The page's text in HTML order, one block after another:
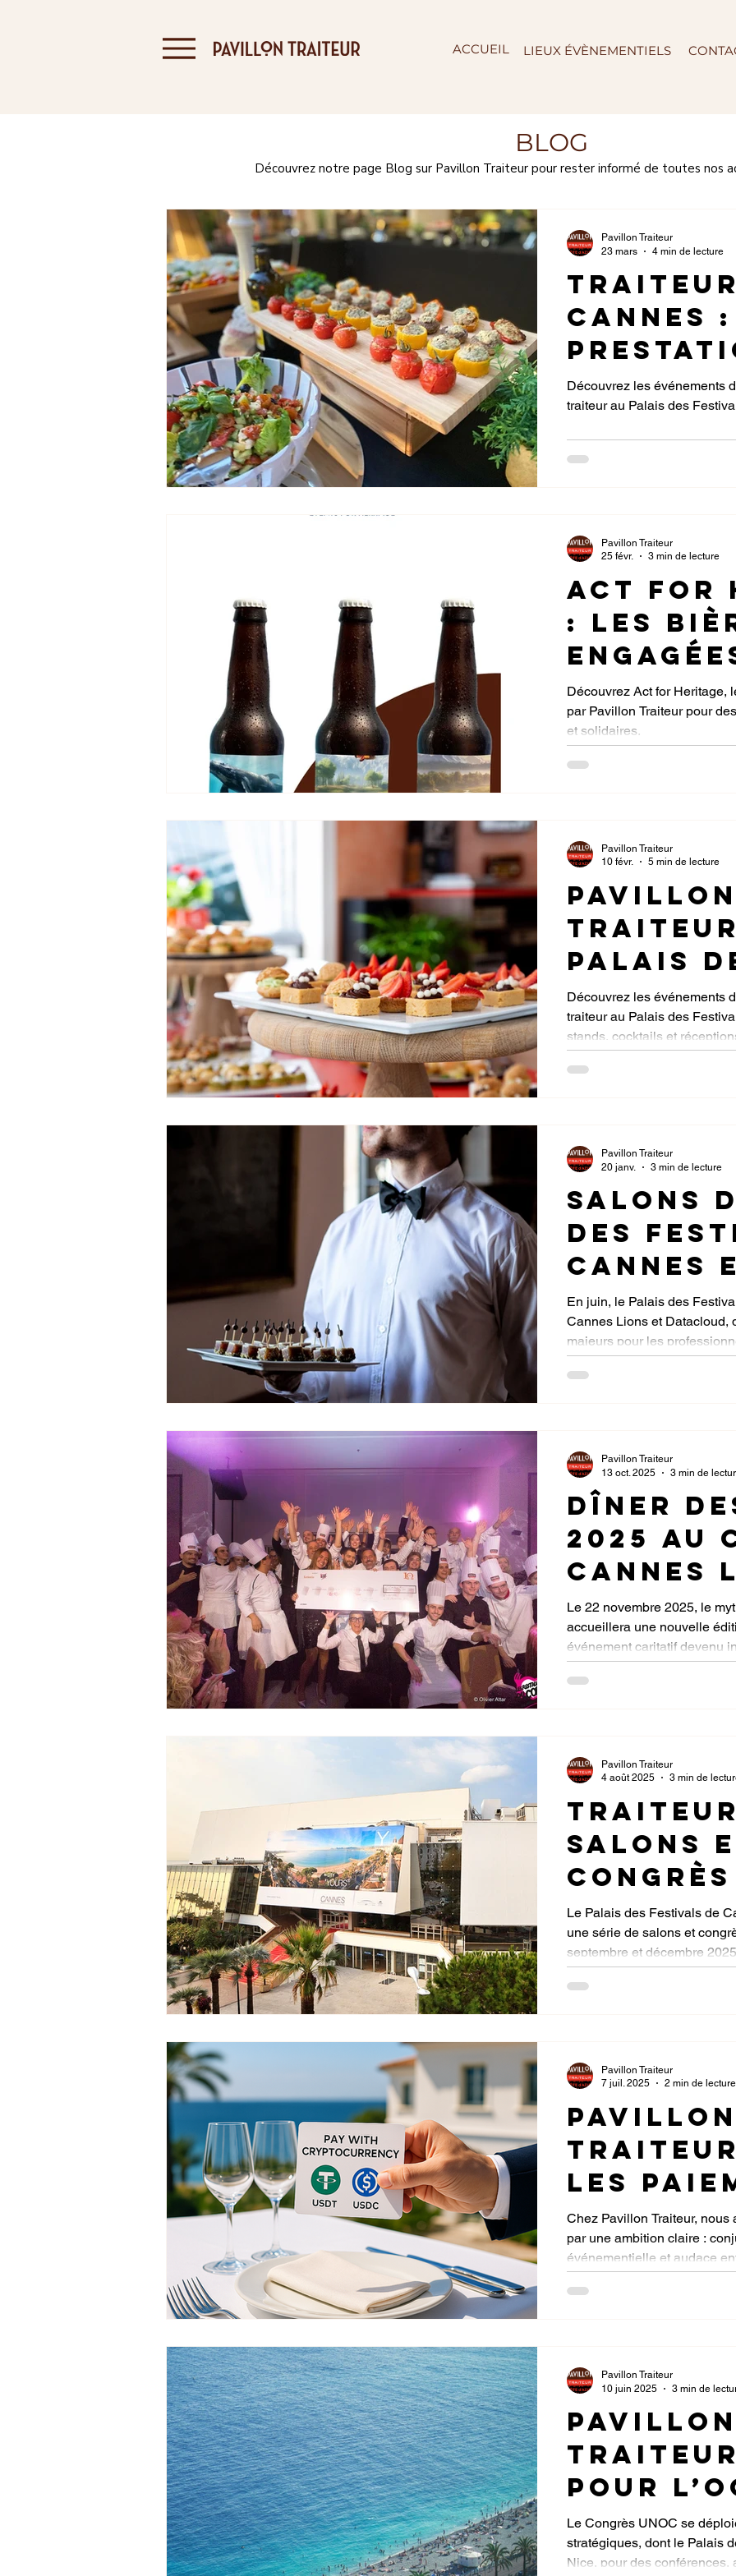
ACCUEIL LIEUX ÉVÈNEMENTIELS
BLOG
Découvrez notre page Blog sur Pavillon Traiteur pour rester informé de toutes nos
Cannes
Palais
Découvrez les événements
traiteur au Palais des
Pavillon Traiteur
23 mars
4 min de lecture
Act for
: les
service
causes
Découvrez Act for Heritage,
par Pavillon Traiteur pour
et solidaires.
Pavillon Traiteur
25 févr.
3 min de lecture
Pavillon
Traiteur
Palais
Cannes
grands
Découvrez les événements
traiteur au Palais des
stands, cocktails et
Pavillon Traiteur
10 févr.
5 min de lecture
Salons
des
Cannes
2026 :
Lions &
En juin, le Palais des
Cannes Lions et Datacloud,
majeurs pour les
Pavillon Traiteur
20 janv.
3 min de lecture
Dîner
2025 au
Cannes
Restos
de
Le 22 novembre 2025, le
accueillera une nouvelle
événement caritatif devenu
d’Azur. Cette année,
Restos du Cœur fêtent leurs
Pavillon Traiteur
13 oct. 2025
3 min de
Salons
Congrès
Palais
: Agenda
Le Palais des Festivals de
une série de salons et
septembre et décembre
organisateur ou participant,
proposez à vos invités,
Pavillon Traiteur
4 août 2025
3 min de
Pavillon
les
Chez Pavillon Traiteur,
par une ambition claire :
événementielle et audace
nous franchissons une
des tout premiers traiteurs
Pavillon Traiteur
7 juil. 2025
2 min de lecture
Pavillon
Traiteur
pour
notre
au
Le Congrès UNOC se
stratégiques, dont le Palais
Nice, pour des conférences,
Pavillon Traiteur
10 juin 2025
3 min de